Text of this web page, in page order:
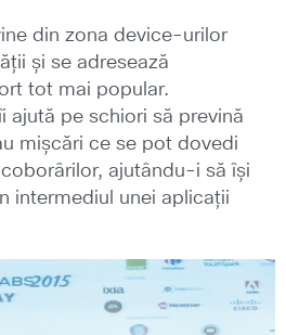
din zona device-urilor
și se adresează
tot mai popular.
ajută pe schiori să prevină
mișcări ce se pot dovedi
ajutându-i să își
intermediul unei aplicații